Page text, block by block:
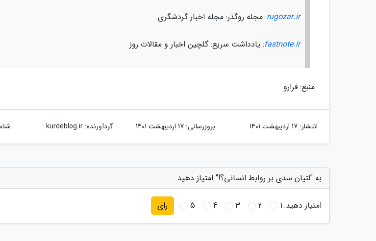
rugozar.ir: مجله روگذر: مجله اخبار گردشگری
fastnote.ir: یادداشت سریع: گلچین اخبار و مقالات روز
منبع: فرارو
انتشار: 17 اردیبهشت 1401 بروزرسانی: 17 اردیبهشت 1401 گردآورنده:kurdeblog.ir
به "لتیان سدی بر روابط انسانی؟!" امتیاز دهید
امتیاز دهید:1
2
3
4
5 رای